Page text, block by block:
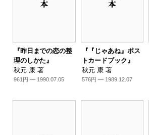
『昨日までの恋の整
理のしかた』
秋元 康 著
961円 — 1990.07.05
『『じゃあね』ポス
トカードブック』
秋元 康 著
576円 — 1989.12.07